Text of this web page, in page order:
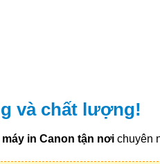
và chất lượng!
in Canon tận nơi chuyên